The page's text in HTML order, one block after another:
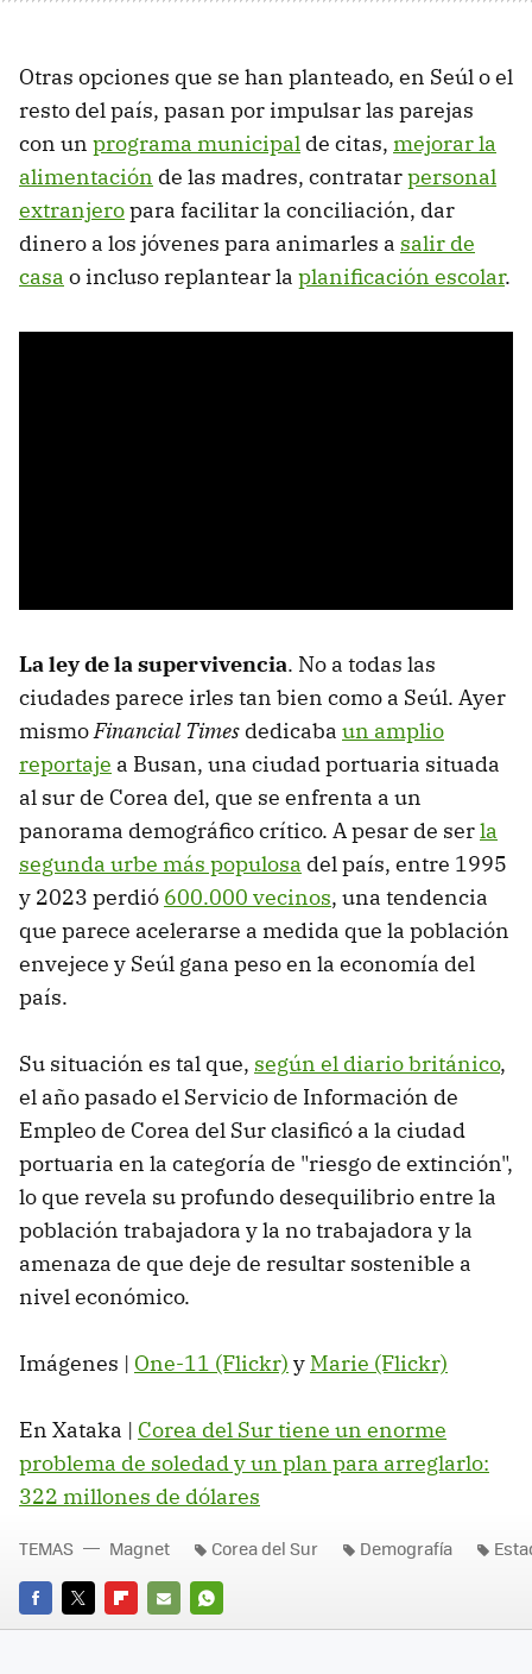
Otras opciones que se han planteado, en Seúl o el
resto del país, pasan por impulsar las parejas
con un programa municipal de citas, mejorar la
alimentación de las madres, contratarpersonal
extranjeropara facilitar la conciliación, dar
dinero a los jóvenes para animarles a salir de
casa o incluso replantear la planificación escolar.
La ley de la supervivencia. No a todas las
ciudades parece irles tan bien como a Seúl. Ayer
mismoFinancial Times dedicaba un amplio
reportaje a Busan, una ciudad portuaria situada
al sur de Corea del, que se enfrenta a un
panorama demográfico crítico. A pesar de serla
segunda urbe más populosa del país, entre 1995
y 2023 perdió 600.000 vecinos, una tendencia
que parece acelerarse a medida que la población
envejece y Seúl gana peso en la economía del
país.
Su situación es tal que, según el diario británico,
el año pasado el Servicio de Información de
Empleo de Corea del Sur clasificó a la ciudad
portuaria en la categoría de "riesgo de extinción",
lo que revela su profundo desequilibrio entre la
población trabajadora y la no trabajadora y la
amenaza de que deje de resultar sostenible a
nivel económico.
Imágenes | One-11 (Flickr) y Marie (Flickr)
En Xataka | Corea del Sur tiene un enorme
problema de soledad y un plan para arreglarlo:
322 millones de dólares
FACEBOOK
TWITTERFLIPBOARD
E-
WHATSAPP
TEMAS Magnet Corea del Sur Demografía